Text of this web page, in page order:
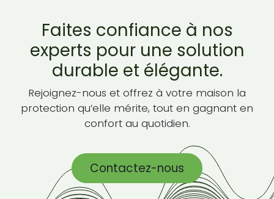
Contactez-nous
Faites confiance à nos
experts pour une solution
durable et élégante.
Rejoignez-nous et offrez à votre maison la
protection qu’elle mérite, tout en gagnant en
confort au quotidien.